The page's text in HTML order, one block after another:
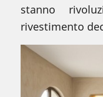
stanno
rivestimento